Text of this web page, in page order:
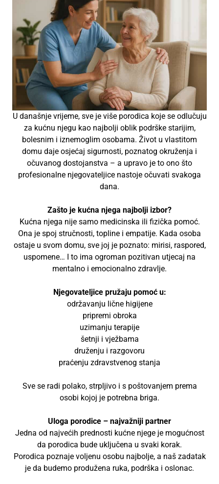
U današnje vrijeme, sve je više porodica koje se odlučuju
za kućnu njegu kao najbolji oblik podrške starijim,
bolesnim i iznemoglim osobama. Život u vlastitom
domu daje osjećaj sigurnosti, poznatog okruženja i
očuvanog dostojanstva – a upravo je to ono što
profesionalne njegovateljice nastoje očuvati svakoga
dana.
Zašto je kućna njega najbolji izbor?
Kućna njega nije samo medicinska ili fizička pomoć.
Ona je spoj stručnosti, topline i empatije. Kada osoba
ostaje u svom domu, sve joj je poznato: mirisi, raspored,
uspomene… I to ima ogroman pozitivan utjecaj na
mentalno i emocionalno zdravlje.
Njegovateljice pružaju pomoć u:
održavanju lične higijene
pripremi obroka
uzimanju terapije
šetnji i vježbama
druženju i razgovoru
praćenju zdravstvenog stanja
Sve se radi polako, strpljivo i s poštovanjem prema
osobi kojoj je potrebna briga.
Uloga porodice – najvažniji partner
Jedna od najvećih prednosti kućne njege je mogućnost
da porodica bude uključena u svaki korak.
Porodica poznaje voljenu osobu najbolje, a naš zadatak
je da budemo produžena ruka, podrška i oslonac.